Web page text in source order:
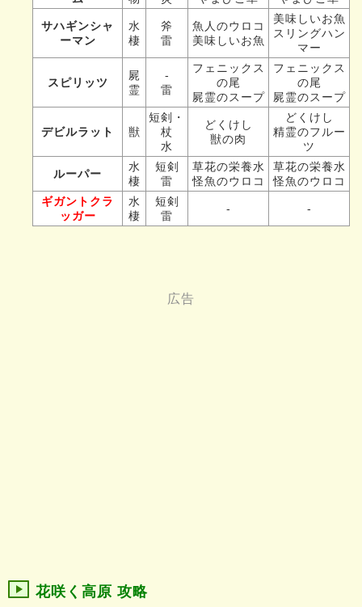
サハギンシャ
ーマン
水
棲
斧
雷
魚人のウロコ
美味しいお魚
美味しいお魚
スリングハン
マー
スピリッツ
屍
霊
-
雷
フェニックス
の尾
屍霊のスープ
フェニックス
の尾
屍霊のスープ
デビルラット 獣
短剣・
杖
水
どくけし
獣の肉
どくけし
精霊のフルー
ツ
ルーパー
水
棲
短剣
雷
草花の栄養水
怪魚のウロコ
草花の栄養水
怪魚のウロコ
ギガントクラ
ッガー
水
棲
短剣
雷
- -
花咲く高原 攻略